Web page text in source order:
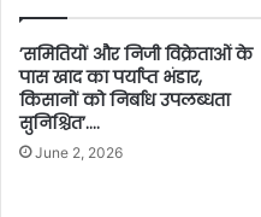
’समितियों और निजी विक्रेताओं के
पास खाद का पर्याप्त भंडार,
किसानों को निर्बाध उपलब्धता
सुनिश्चित’….
June 2, 2026